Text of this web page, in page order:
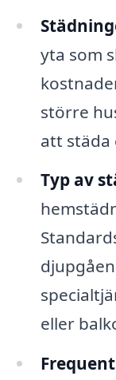
yta som
större
att städa
Typ av
eller